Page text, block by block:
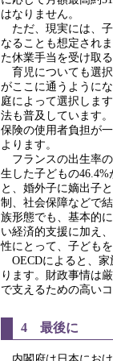
はなりません。
ただ、現実には、
なることも想定され
た休業手当を受け取
育児についても選
がここに通うように
庭によって選択しま
法も普及しています
保険の使用者負担が
よります。
フランスの出生率
生した子どもの
と、婚外子に嫡出子
制、社会保障などで
族形態でも、基本的
い経済的支援に加え
性にとって、子ども
OECDによると、
ります。財政事情は
で支えるための高い
4 最後に